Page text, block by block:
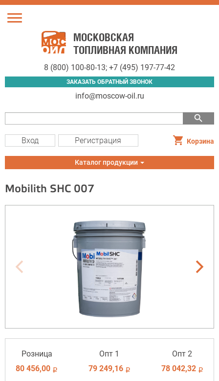
Toggle
МОСКОВСКАЯ
ТОПЛИВНАЯ КОМПАНИЯ
8 (800) 100-80-13; +7 (495) 197-77-42
ЗАКАЗАТЬ ОБРАТНЫЙ ЗВОНОК
info@moscow-oil.ru
search
Вход Регистрация Корзина
Toggle
navigation
Каталог продукции
Mobilith SHC 007
Розница
80 456,00 i
Опт 1
79 249,16 i
Опт 2
78 042,32 i